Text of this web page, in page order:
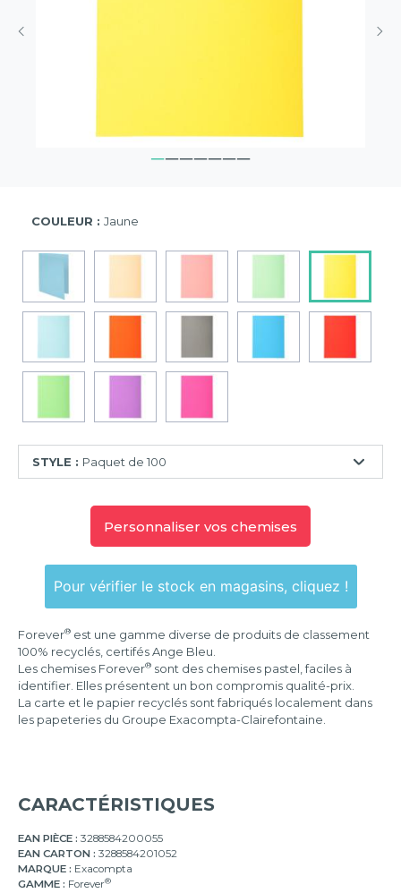
COULEUR : Jaune
STYLE : Paquet de 100
Paquet
100
Personnaliser vos chemises
Pour vérifier le stock en magasins, cliquez !
Forever® est une gamme diverse de produits de classement
100% recyclés, certifés Ange Bleu.
Les chemises Forever® sont des chemises pastel, faciles à
identifier. Elles présentent un bon compromis qualité-prix.
La carte et le papier recyclés sont fabriqués localement dans
les papeteries du Groupe Exacompta-Clairefontaine.
CARACTÉRISTIQUES
EAN PIÈCE : 3288584200055
EAN CARTON : 3288584201052
MARQUE : Exacompta
GAMME : Forever®